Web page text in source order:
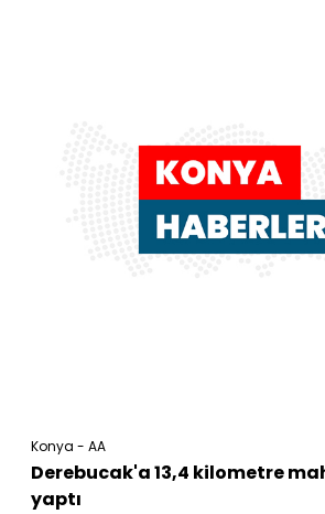
Konya - AA
Derebucak'a 13,4 kilometre
yaptı